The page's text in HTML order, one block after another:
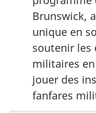
Brunswick,
unique en
soutenir les
militaires
jouer des
fanfares